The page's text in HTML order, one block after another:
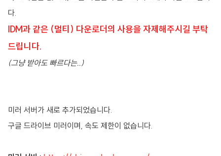
다.
IDM과 같은 (멀티) 다운로더의 사용을 자제해주시길 부탁
드립니다.
(그냥 받아도 빠르다는..)
미러 서버가 새로 추가되었습니다.
구글 드라이브 미러이며, 속도 제한이 없습니다.